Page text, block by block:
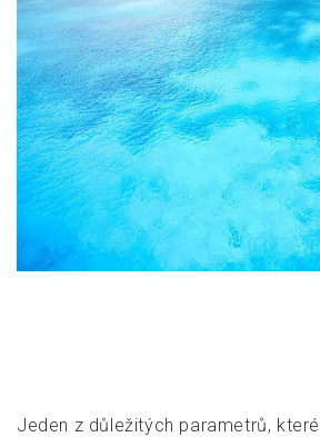
Jeden z důležitých parametrů,